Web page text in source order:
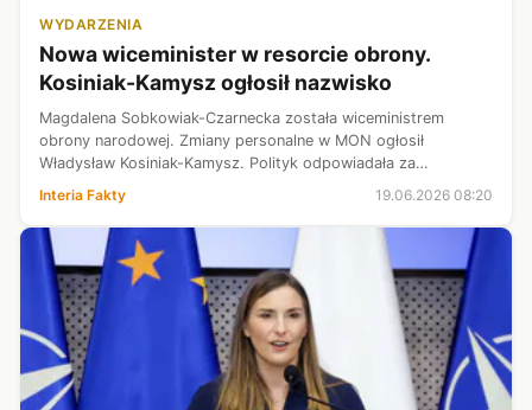
WYDARZENIA
Nowa wiceminister w resorcie obrony.
Kosiniak-Kamysz ogłosił nazwisko
Magdalena Sobkowiak-Czarnecka została wiceministrem
obrony narodowej. Zmiany personalne w MON ogłosił
Władysław Kosiniak-Kamysz. Polityk odpowiadała za
negocjowanie i wdrożenie programu SAFE. O rosnącym
znaczeniu Sobkowiak-Czarneckiej mówili w progra...
Interia Fakty 19.06.2026 08:20